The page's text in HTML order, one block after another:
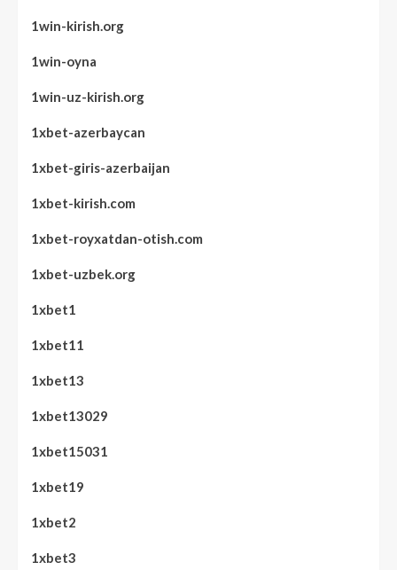
1win-kirish.org
1win-oyna
1win-uz-kirish.org
1xbet-azerbaycan
1xbet-giris-azerbaijan
1xbet-kirish.com
1xbet-royxatdan-otish.com
1xbet-uzbek.org
1xbet1
1xbet11
1xbet13
1xbet13029
1xbet15031
1xbet19
1xbet2
1xbet3